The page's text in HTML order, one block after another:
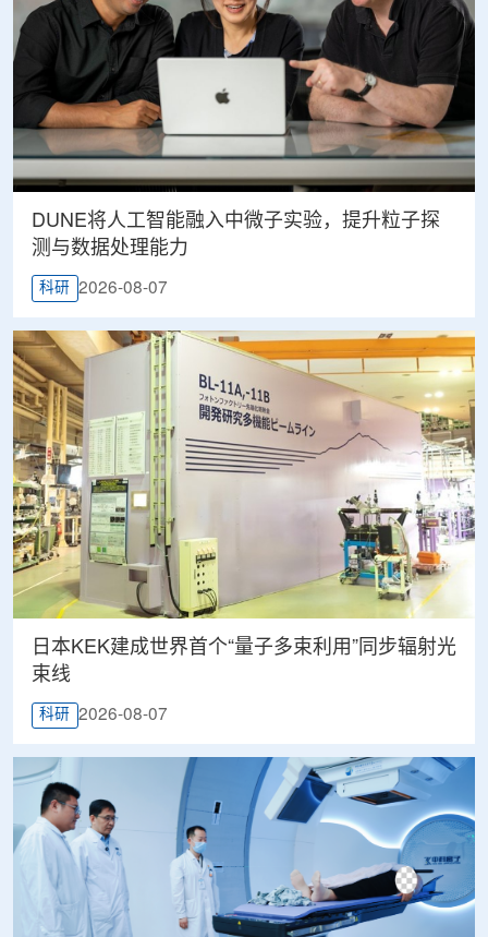
DUNE将人工智能融入中微子实验，提升粒子探
测与数据处理能力
科研 2026-08-07
日本KEK建成世界首个“量子多束利用”同步辐射光
束线
科研 2026-08-07